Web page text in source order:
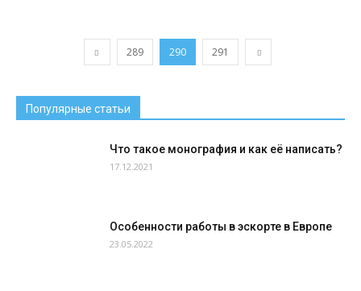
289 290 291
Популярные статьи
Что такое монография и как её написать?
17.12.2021
Особенности работы в эскорте в Европе
23.05.2022